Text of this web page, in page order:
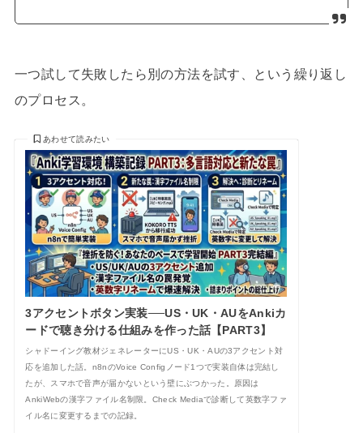
一つ試して失敗したら別の方法を試す、という繰り返し
のプロセス。
3アクセントボタン実装──US・UK・AUをAnkiカ
ードで聴き分ける仕組みを作った話【PART3】
シャドーイング教材ジェネレーターにUS・UK・AUの3アクセント対
応を追加した話。n8nのVoice Configノード1つで実装自体は完結し
たが、スマホで音声が届かないという壁にぶつかった。原因は
AnkiWebの漢字ファイル名制限。Check Mediaで診断して英数字ファ
イル名に変更するまでの記録。
あわせて読みたい